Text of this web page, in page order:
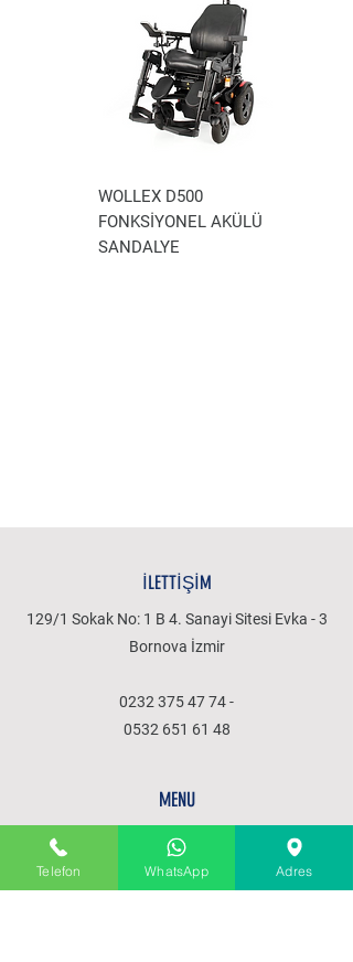
WOLLEX D500
FONKSİYONEL AKÜLÜ
SANDALYE
İLETTİŞİM
129/1 Sokak No: 1 B 4. Sanayi Sitesi Evka - 3
Bornova İzmir
0232 375 47 74-
0532 651 61 48
MENU
Anasayfa
Hakkımızda
Ürünler
Telefon WhatsApp Adres